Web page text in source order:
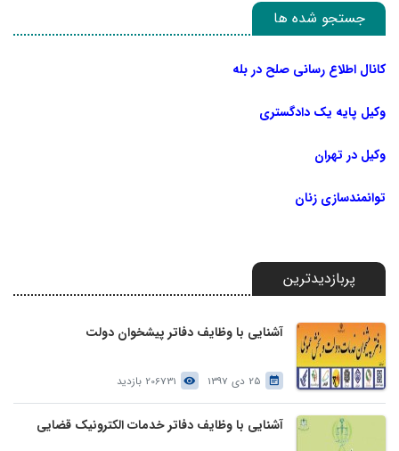
جستجو شده ها
کانال اطلاع رسانی صلح در بله
وکیل پایه یک دادگستری
وکیل در تهران
توانمندسازی زنان
پربازدیدترین
آشنایی با وظایف دفاتر پیشخوان دولت
25 دی 1397 206731 بازدید
آشنایی با وظایف دفاتر خدمات الکترونیک قضایی